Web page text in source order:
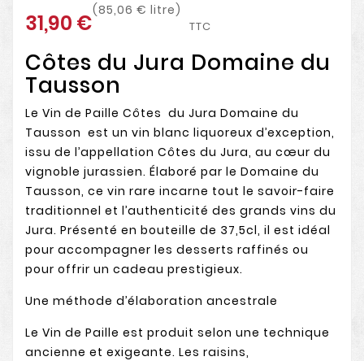
31,90 €(85,06 € litre)
TTC
Côtes du Jura Domaine du
Tausson
Le Vin de Paille Côtes du Jura Domaine du
Tausson est un vin blanc liquoreux d’exception,
issu de l’appellation Côtes du Jura, au cœur du
vignoble jurassien. Élaboré par le Domaine du
Tausson, ce vin rare incarne tout le savoir-faire
traditionnel et l’authenticité des grands vins du
Jura. Présenté en bouteille de 37,5cl, il est idéal
pour accompagner les desserts raffinés ou
pour offrir un cadeau prestigieux.
Une méthode d’élaboration ancestrale
Le Vin de Paille est produit selon une technique
ancienne et exigeante. Les raisins,